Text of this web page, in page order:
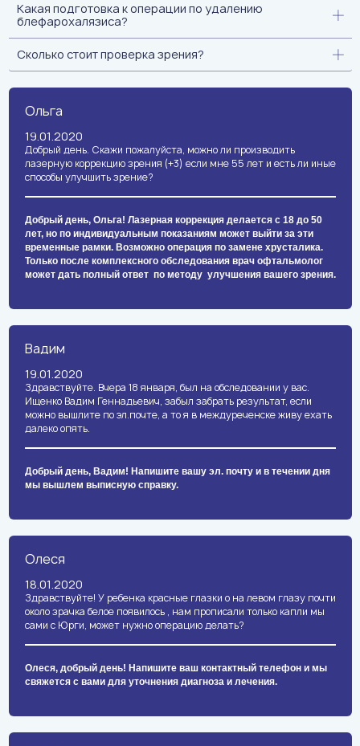
Какая подготовка к операции по удалению
блефарохалязиса?
Сколько стоит проверка зрения?
Ольга
19.01.2020
Добрый день. Скажи пожалуйста, можно ли производить
лазерную коррекцию зрения (+3) если мне 55 лет и есть ли иные
способы улучшить зрение?
Добрый день, Ольга! Лазерная коррекция делается с 18 до 50
лет, но по индивидуальным показаниям может выйти за эти
временные рамки. Возможно операция по замене хрусталика.
Только после комплексного обследования врач офтальмолог
может дать полный ответ по методу улучшения вашего зрения.
Вадим
19.01.2020
Здравствуйте. Вчера 18 января, был на обследовании у вас.
Ищенко Вадим Геннадьевич, забыл забрать результат, если
можно вышлите по эл.почте, а то я в междуреченске живу ехать
далеко опять.
Добрый день, Вадим! Напишите вашу эл. почту и в течении дня
мы вышлем выписную справку.
Олеся
18.01.2020
Здравствуйте! У ребенка красные глазки о на левом глазу почти
около зрачка белое появилось , нам прописали только капли мы
сами с Юрги, может нужно операцию делать?
Олеся, добрый день! Напишите ваш контактный телефон и мы
свяжется с вами для уточнения диагноза и лечения.